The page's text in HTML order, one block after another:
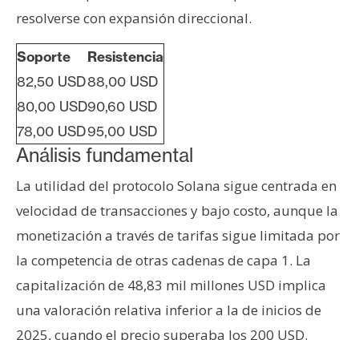
resolverse con expansión direccional.
Soporte
Resistencia
82,50 USD88,00 USD
80,00 USD90,60 USD
78,00 USD95,00 USD
Análisis fundamental
La utilidad del protocolo Solana sigue centrada en
velocidad de transacciones y bajo costo, aunque la
monetización a través de tarifas sigue limitada por
la competencia de otras cadenas de capa 1. La
capitalización de 48,83 mil millones USD implica
una valoración relativa inferior a la de inicios de
2025, cuando el precio superaba los 200 USD.